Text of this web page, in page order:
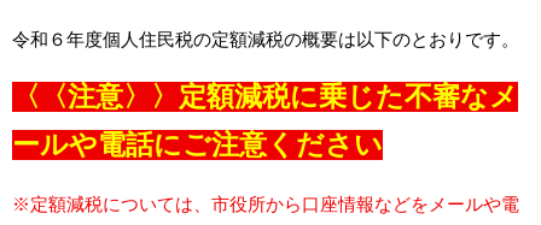
令和６年度個人住民税の定額減税の概要は以下のとおりです。
〈〈注意〉〉定額減税に乗じた不審なメ
ールや電話にご注意ください
※定額減税については、市役所から口座情報などをメールや電